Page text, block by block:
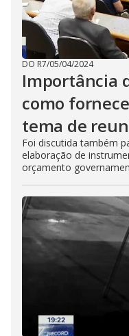
DO R7/05/04/2024
Importância
como
tema de
Foi discutida também
elaboração de
orçamento